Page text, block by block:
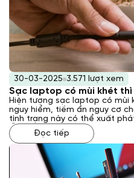
30-03-2025 3.571 lượt xem
Sạc laptop có mùi khét thì
Hiện tượng sạc laptop có mùi
nguy hiểm, tiềm ẩn nguy cơ
tình trạng này có thể xuất
lỗi kỹ thuật bên trong sạc đến
môi trường sử dụng. Vậy phải
tình trạng này? Laptop Khánh
bài viết sau đây.
Đọc tiếp